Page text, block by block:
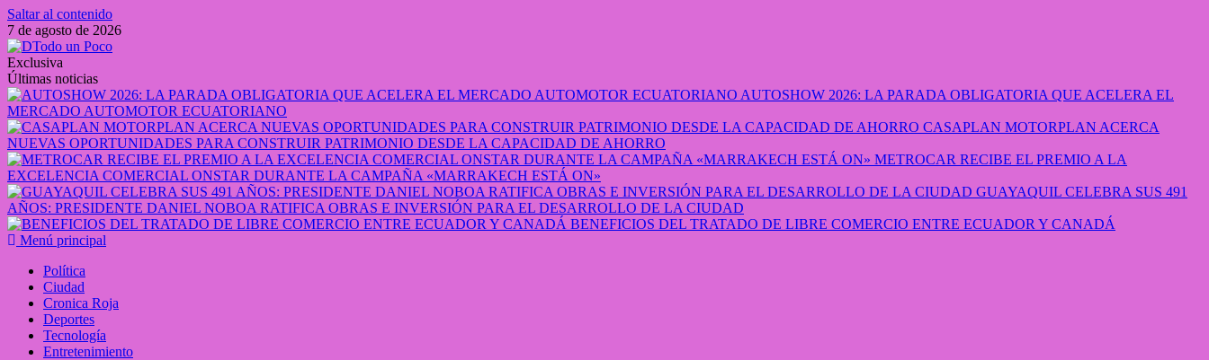
Saltar al contenido
7 de agosto de 2026
Exclusiva
Últimas noticias
AUTOSHOW 2026: LA PARADA OBLIGATORIA QUE ACELERA EL
MERCADO AUTOMOTOR ECUATORIANO
CASAPLAN MOTORPLAN ACERCA
NUEVAS OPORTUNIDADES PARA CONSTRUIR PATRIMONIO DESDE LA CAPACIDAD DE AHORRO
METROCAR RECIBE EL PREMIO A LA
EXCELENCIA COMERCIAL ONSTAR DURANTE LA CAMPAÑA «MARRAKECH ESTÁ ON»
GUAYAQUIL CELEBRA SUS 491
AÑOS: PRESIDENTE DANIEL NOBOA RATIFICA OBRAS E INVERSIÓN PARA EL DESARROLLO DE LA CIUDAD
BENEFICIOS DEL TRATADO DE LIBRE COMERCIO ENTRE ECUADOR Y CANADÁ
Menú principal
Política
Ciudad
Cronica Roja
Deportes
Tecnología
Entretenimiento